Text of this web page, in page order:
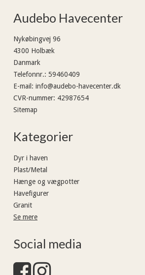
Audebo Havecenter
Nykøbingvej 96
4300 Holbæk
Danmark
Telefonnr.: 59460409
E-mail : info@audebo-havecenter.dk
CVR-nummer: 42987654
Sitemap
Kategorier
Dyr i haven
Plast/Metal
Hænge og vægpotter
Havefigurer
Granit
Se mere
Social media